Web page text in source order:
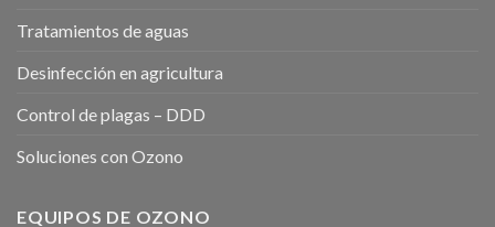
Tratamientos de aguas
Desinfección en agricultura
Control de plagas – DDD
Soluciones con Ozono
EQUIPOS DE OZONO